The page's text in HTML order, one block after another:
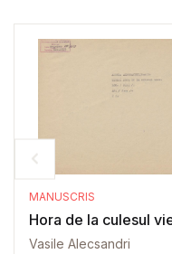
MANUSCRIS
Hora de la culesul
Vasile Alecsandri